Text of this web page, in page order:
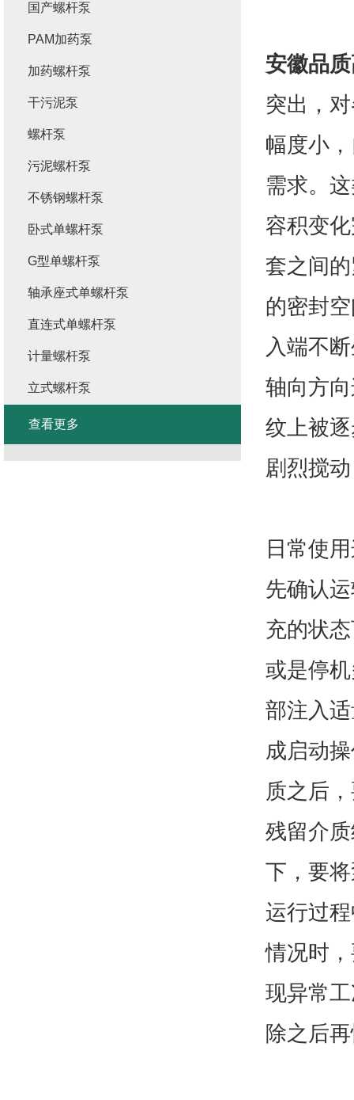
安徽品
突出，
幅度小
需求。
容积变
套之间
的密封
入端不
轴向方
纹上被
剧烈搅
日常使
先确认
充的状
或是停
部注入
成启动
质之后
残留介
下，要
运行过
情况时
现异常
除之后
国产螺杆泵
PAM加药泵
加药螺杆泵
干污泥泵
螺杆泵
污泥螺杆泵
不锈钢螺杆泵
卧式单螺杆泵
G型单螺杆泵
轴承座式单螺杆泵
直连式单螺杆泵
计量螺杆泵
立式螺杆泵
查看更多